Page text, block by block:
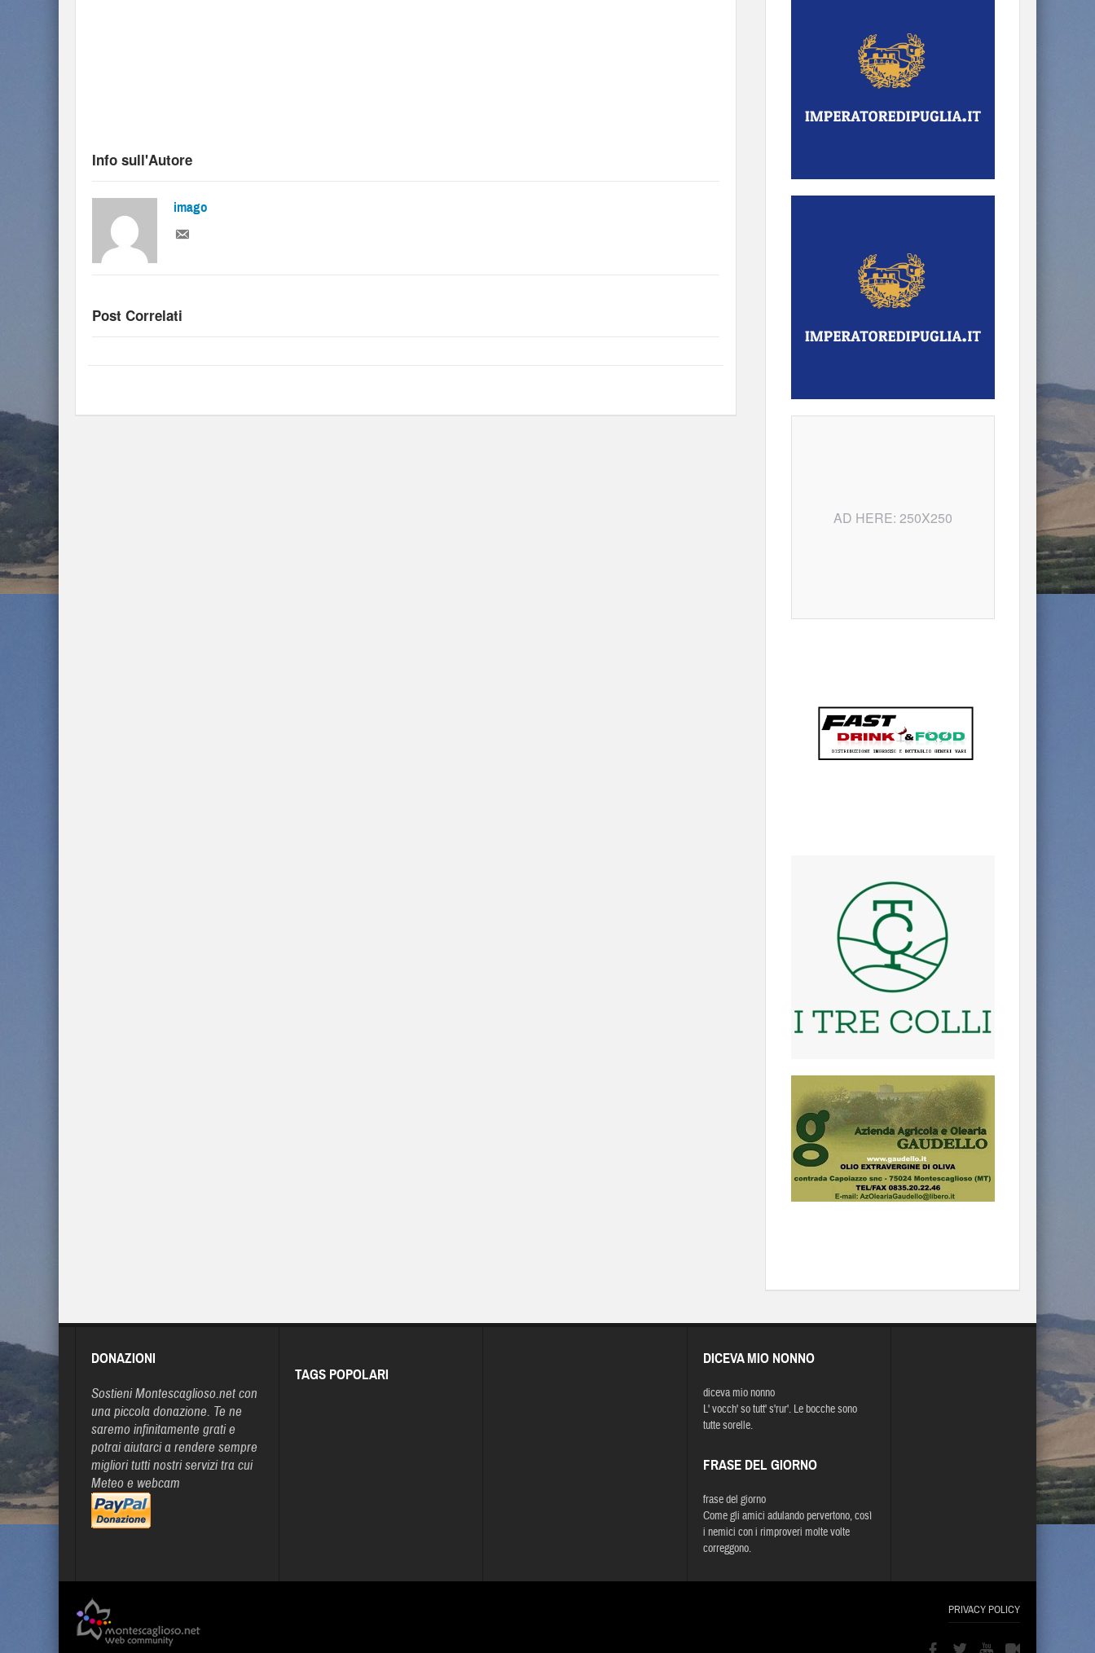
Info sull'Autore
imago
Post Correlati
AD HERE: 250X250
DONAZIONI
Sostieni Montescaglioso.net con
una piccola donazione. Te ne
saremo infinitamente grati e
potrai aiutarci a rendere sempre
migliori tutti nostri servizi tra cui
Meteo e webcam
TAGS POPOLARI
DICEVA MIO NONNO
diceva mio nonno
L' vocch' so tutt' s'rur'. Le bocche sono
tutte sorelle.
FRASE DEL GIORNO
frase del giorno
Come gli amici adulando pervertono, così
i nemici con i rimproveri molte volte
correggono.
PRIVACY POLICY